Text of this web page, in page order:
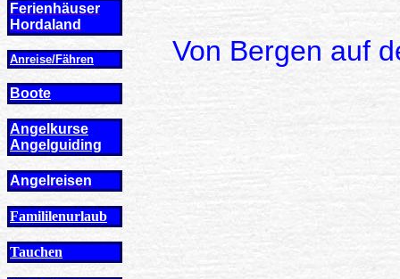
Ferienhäuser
Hordaland
Anreise/Fähren
Boote
Angelkurse
Angel guiding
Angelreisen
Famililenurlaub
Tauchen
Von Bergen auf